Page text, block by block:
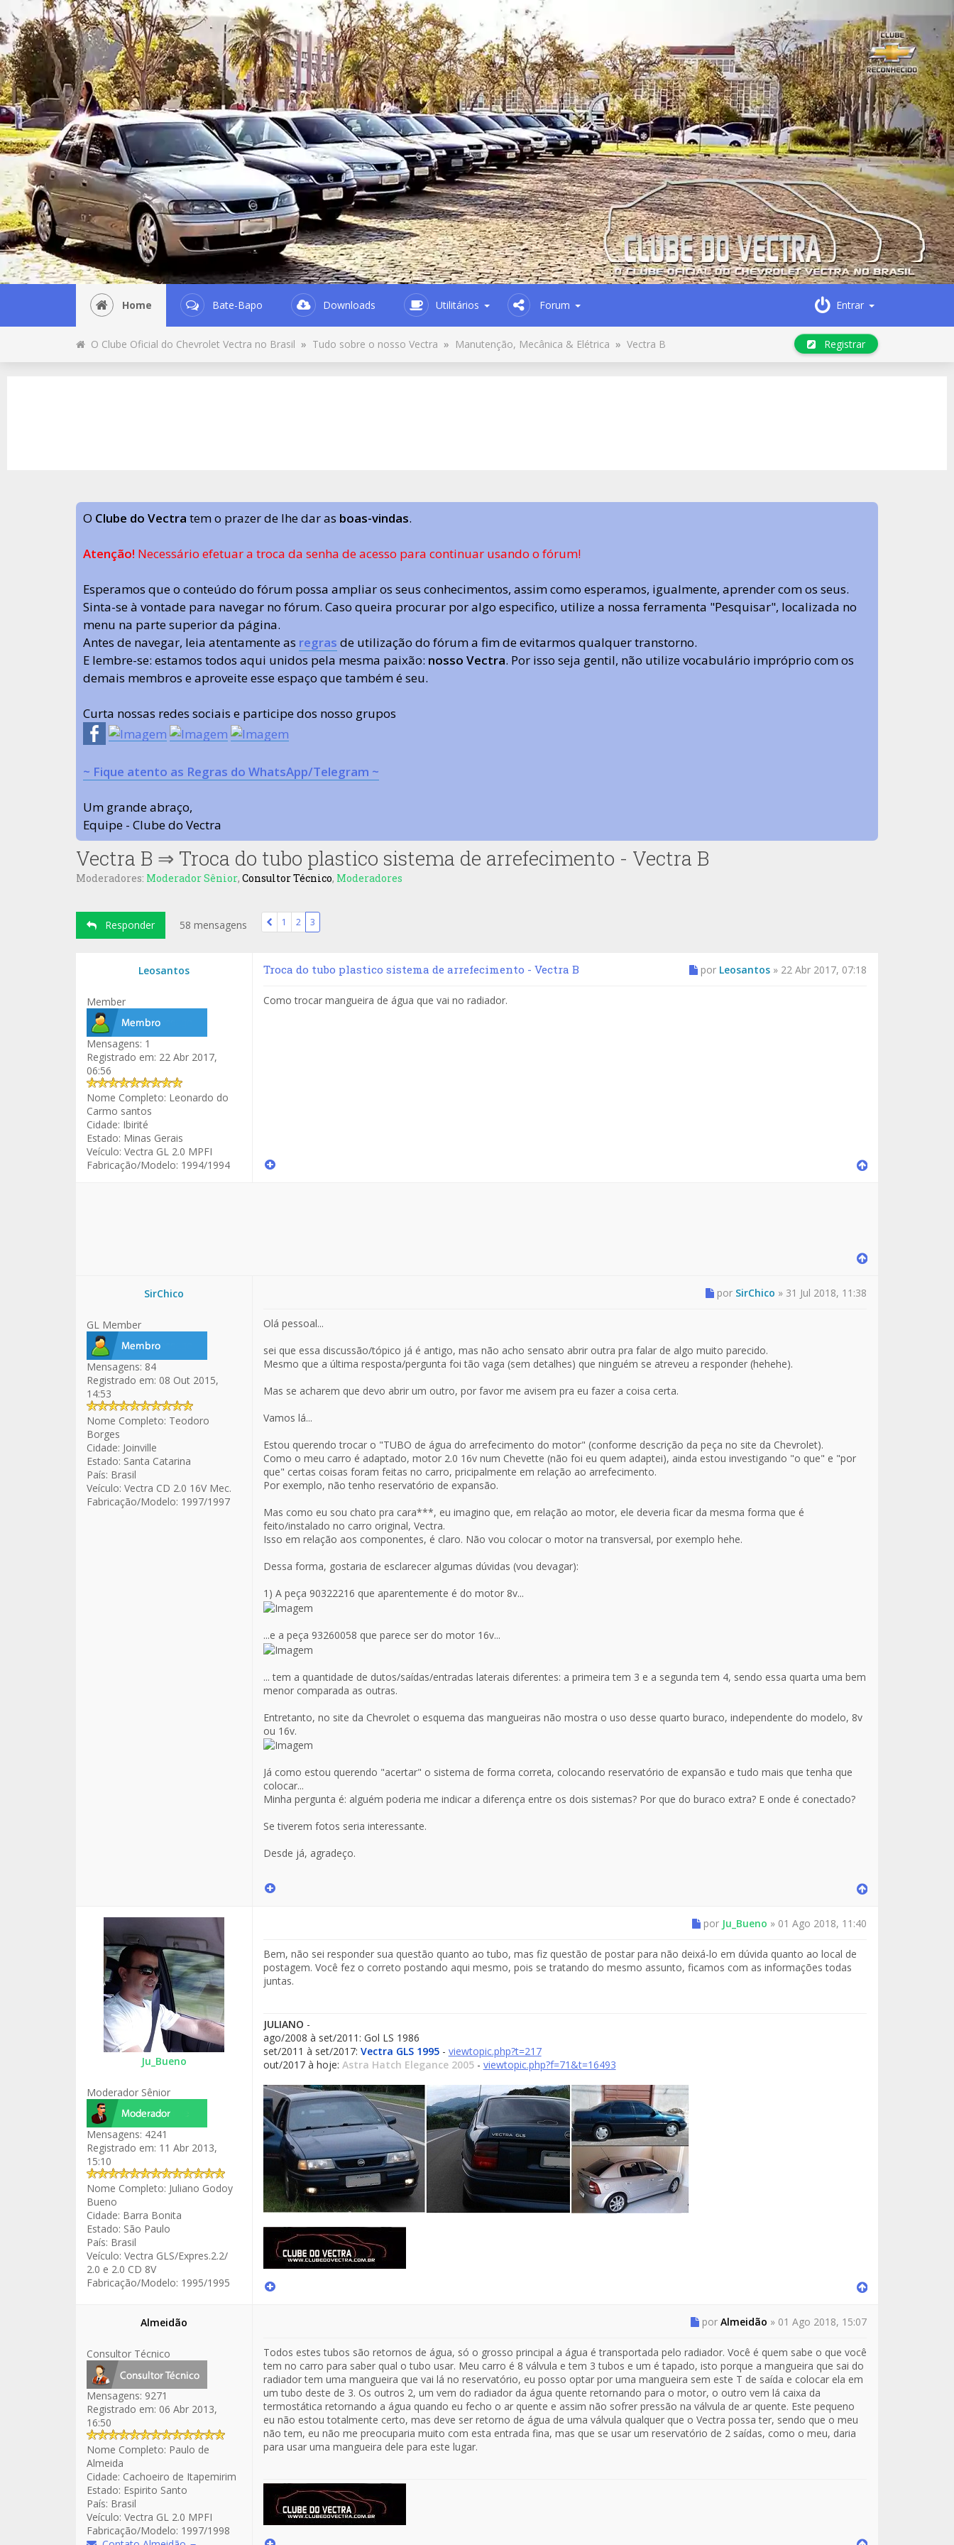
Home Bate-Bapo Downloads Utilitários Forum Entrar
O Clube Oficial do Chevrolet Vectra no Brasil » Tudo sobre o nosso Vectra » Manutenção, Mecânica & Elétrica » Vectra B Registrar
O Clube do Vectra tem o prazer de lhe dar as boas-vindas.
Atenção! Necessário efetuar a troca da senha de acesso para continuar usando o fórum!
Esperamos que o conteúdo do fórum possa ampliar os seus conhecimentos, assim como esperamos, igualmente, aprender com os seus.
Sinta-se à vontade para navegar no fórum. Caso queira procurar por algo especifico, utilize a nossa ferramenta "Pesquisar", localizada no
menu na parte superior da página.
Antes de navegar, leia atentamente as regras de utilização do fórum a fim de evitarmos qualquer transtorno.
E lembre-se: estamos todos aqui unidos pela mesma paixão: nosso Vectra. Por isso seja gentil, não utilize vocabulário impróprio com os
demais membros e aproveite esse espaço que também é seu.
Curta nossas redes sociais e participe dos nosso grupos
~ Fique atento as Regras do WhatsApp/Telegram ~
Um grande abraço,
Equipe - Clube do Vectra
Vectra B ⇒ Troca do tubo plastico sistema de arrefecimento - Vectra B
Moderadores: Moderador Sênior, Consultor Técnico, Moderadores
Responder 58 mensagens 1 2 3
Leosantos
Member
Mensagens: 1
Registrado em: 22 Abr 2017,
06:56
Nome Completo: Leonardo do
Carmo santos
Cidade: Ibirité
Estado: Minas Gerais
Veículo: Vectra GL 2.0 MPFI
Fabricação/Modelo: 1994/1994
Troca do tubo plastico sistema de arrefecimento - Vectra B por Leosantos» 22 Abr 2017, 07:18
Como trocar mangueira de água que vai no radiador.
SirChico
GL Member
Mensagens: 84
Registrado em: 08 Out 2015,
14:53
Nome Completo: Teodoro
Borges
Cidade: Joinville
Estado: Santa Catarina
País: Brasil
Veículo: Vectra CD 2.0 16V Mec.
Fabricação/Modelo: 1997/1997
por SirChico » 31 Jul 2018, 11:38
Olá pessoal...
sei que essa discussão/tópico já é antigo, mas não acho sensato abrir outra pra falar de algo muito parecido.
Mesmo que a última resposta/pergunta foi tão vaga (sem detalhes) que ninguém se atreveu a responder (hehehe).
Mas se acharem que devo abrir um outro, por favor me avisem pra eu fazer a coisa certa.
Vamos lá...
Estou querendo trocar o "TUBO de água do arrefecimento do motor" (conforme descrição da peça no site da Chevrolet).
Como o meu carro é adaptado, motor 2.0 16v num Chevette (não foi eu quem adaptei), ainda estou investigando "o que" e "por
que" certas coisas foram feitas no carro, pricipalmente em relação ao arrefecimento.
Por exemplo, não tenho reservatório de expansão.
Mas como eu sou chato pra cara***, eu imagino que, em relação ao motor, ele deveria ficar da mesma forma que é
feito/instalado no carro original, Vectra.
Isso em relação aos componentes, é claro. Não vou colocar o motor na transversal, por exemplo hehe.
Dessa forma, gostaria de esclarecer algumas dúvidas (vou devagar):
1) A peça 90322216 que aparentemente é do motor 8v...
...e a peça 93260058 que parece ser do motor 16v...
... tem a quantidade de dutos/saídas/entradas laterais diferentes: a primeira tem 3 e a segunda tem 4, sendo essa quarta uma bem
menor comparada as outras.
Entretanto, no site da Chevrolet o esquema das mangueiras não mostra o uso desse quarto buraco, independente do modelo, 8v
ou 16v.
Já como estou querendo "acertar" o sistema de forma correta, colocando reservatório de expansão e tudo mais que tenha que
colocar...
Minha pergunta é: alguém poderia me indicar a diferença entre os dois sistemas? Por que do buraco extra? E onde é conectado?
Se tiverem fotos seria interessante.
Desde já, agradeço.
Ju_Bueno
Moderador Sênior
Mensagens: 4241
Registrado em: 11 Abr 2013,
15:10
Nome Completo: Juliano Godoy
Bueno
Cidade: Barra Bonita
Estado: São Paulo
País: Brasil
Veículo: Vectra GLS/Expres.2.2/
2.0 e 2.0 CD 8V
Fabricação/Modelo: 1995/1995
por Ju_Bueno » 01 Ago 2018, 11:40
Bem, não sei responder sua questão quanto ao tubo, mas fiz questão de postar para não deixá-lo em dúvida quanto ao local de
postagem. Você fez o correto postando aqui mesmo, pois se tratando do mesmo assunto, ficamos com as informações todas
juntas.
JULIANO -
ago/2008 à set/2011: Gol LS 1986
set/2011 à set/2017: Vectra GLS 1995- viewtopic.php?t=217
out/2017 à hoje: Astra Hatch Elegance 2005- viewtopic.php?f=71&t=16493
Almeidão
Consultor Técnico
Mensagens: 9271
Registrado em: 06 Abr 2013,
16:50
Nome Completo: Paulo de
Almeida
Cidade: Cachoeiro de Itapemirim
Estado: Espirito Santo
País: Brasil
Veículo: Vectra GL 2.0 MPFI
Fabricação/Modelo: 1997/1998
por Almeidão » 01 Ago 2018, 15:07
Todos estes tubos são retornos de água, só o grosso principal a água é transportada pelo radiador. Você é quem sabe o que você
tem no carro para saber qual o tubo usar. Meu carro é 8 válvula e tem 3 tubos e um é tapado, isto porque a mangueira que sai do
radiador tem uma mangueira que vai lá no reservatório, eu posso optar por uma mangueira sem este T de saída e colocar ela em
um tubo deste de 3. Os outros 2, um vem do radiador da água quente retornando para o motor, o outro vem lá caixa da
termostática retornando a água quando eu fecho o ar quente e assim não sofrer pressão na válvula de ar quente. Este pequeno
eu não estou totalmente certo, mas deve ser retorno de água de uma válvula qualquer que o Vectra possa ter, sendo que o meu
não tem, eu não me preocuparia muito com esta entrada fina, mas que se usar um reservatório de 2 saídas, como o meu, daria
para usar uma mangueira dele para este lugar.